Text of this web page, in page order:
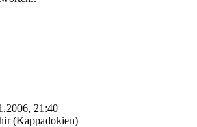
21:40
(Kappadokien)